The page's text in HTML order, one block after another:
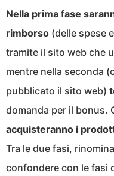
Nella prima fase
rimborso (delle spese
tramite il sito web che
mentre nella seconda
pubblicato il sito web)
domanda per il bonus.
acquisteranno i
Tra le due fasi,
confondere con le fasi